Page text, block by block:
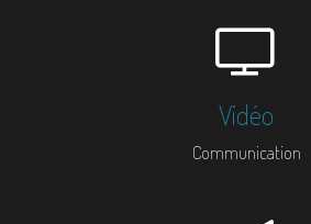
Vidéo
Communication